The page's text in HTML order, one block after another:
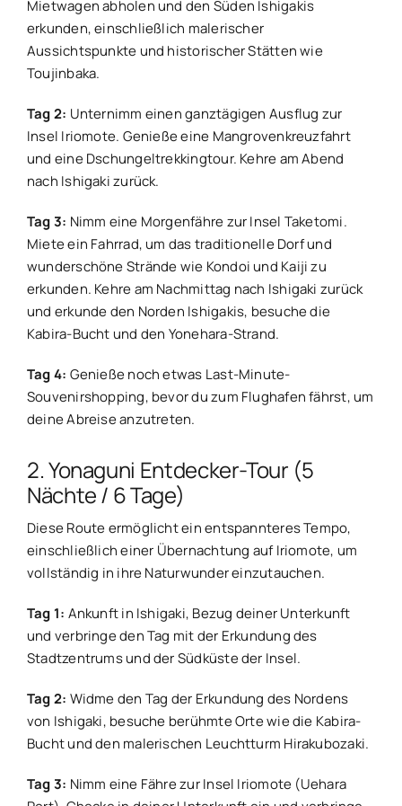
Mietwagen abholen und den Süden Ishigakis
erkunden, einschließlich malerischer
Aussichtspunkte und historischer Stätten wie
Toujinbaka.
Tag 2: Unternimm einen ganztägigen Ausflug zur
Insel Iriomote. Genieße eine Mangrovenkreuzfahrt
und eine Dschungeltrekkingtour. Kehre am Abend
nach Ishigaki zurück.
Tag 3: Nimm eine Morgenfähre zur Insel Taketomi.
Miete ein Fahrrad, um das traditionelle Dorf und
wunderschöne Strände wie Kondoi und Kaiji zu
erkunden. Kehre am Nachmittag nach Ishigaki zurück
und erkunde den Norden Ishigakis, besuche die
Kabira-Bucht und den Yonehara-Strand.
Tag 4: Genieße noch etwas Last-Minute-
Souvenirshopping, bevor du zum Flughafen fährst, um
deine Abreise anzutreten.
2. Yonaguni Entdecker-Tour (5
Nächte / 6 Tage)
Diese Route ermöglicht ein entspannteres Tempo,
einschließlich einer Übernachtung auf Iriomote, um
vollständig in ihre Naturwunder einzutauchen.
Tag 1: Ankunft in Ishigaki, Bezug deiner Unterkunft
und verbringe den Tag mit der Erkundung des
Stadtzentrums und der Südküste der Insel.
Tag 2: Widme den Tag der Erkundung des Nordens
von Ishigaki, besuche berühmte Orte wie die Kabira-
Bucht und den malerischen Leuchtturm Hirakubozaki.
Tag 3: Nimm eine Fähre zur Insel Iriomote (Uehara